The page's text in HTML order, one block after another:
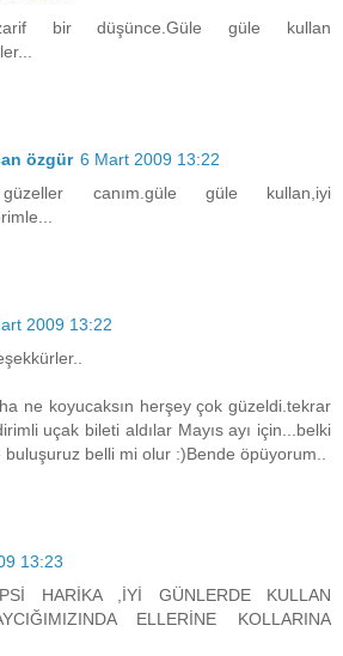
bir düşünce.Güle güle kullan
özgür 6 Mart 2009 13:22
canım.güle güle kullan,iyi
2009 13:22
ne koyucaksın herşey çok güzeldi.tekrar
uçak bileti aldılar Mayıs ayı için...belki
belli mi olur :)Bende öpüyorum..
13:23
HARİKA ,İYİ GÜNLERDE KULLAN
ELLERİNE KOLLARINA